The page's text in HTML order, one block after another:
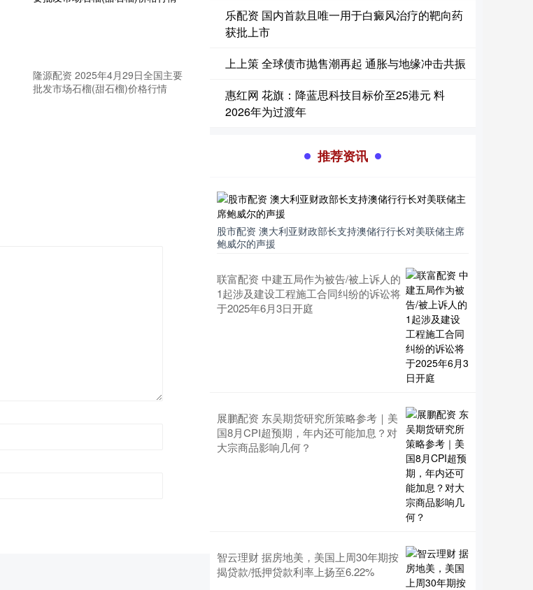
隆源配资 2025年4月29日全国主要
批发市场石榴(甜石榴)价格行情
乐配资 国内首款且唯一用于白癜风治疗的靶向药
获批上市
上上策 全球债市抛售潮再起 通胀与地缘冲击共振
惠红网 花旗：降蓝思科技目标价至25港元 料
2026年为过渡年
推荐资讯
股市配资 澳大利亚财政部长支持澳储行行长对美联储主席
鲍威尔的声援
联富配资 中建五局作为被告/被上诉人的
1起涉及建设工程施工合同纠纷的诉讼将
于2025年6月3日开庭
展鹏配资 东吴期货研究所策略参考｜美
国8月CPI超预期，年内还可能加息？对
大宗商品影响几何？
智云理财 据房地美，美国上周30年期按
揭贷款/抵押贷款利率上扬至6.22%